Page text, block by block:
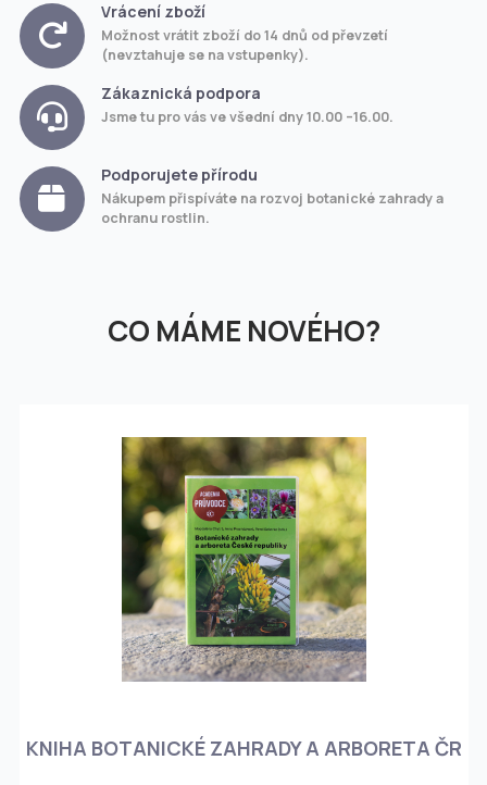
Vrácení zboží
Možnost vrátit zboží do 14 dnů od převzetí
(nevztahuje se na vstupenky).
Zákaznická podpora
Jsme tu pro vás ve všední dny 10.00 –16.00.
Podporujete přírodu
Nákupem přispíváte na rozvoj botanické zahrady a
ochranu rostlin.
CO MÁME NOVÉHO?
KNIHA BOTANICKÉ ZAHRADY A ARBORETA ČR